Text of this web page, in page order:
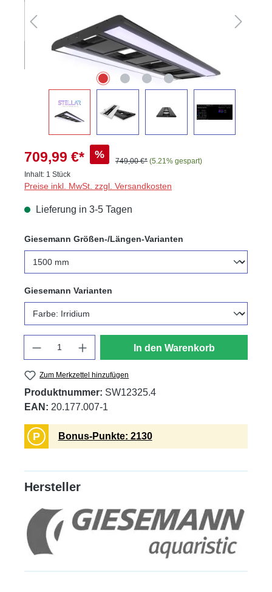
709,99 €* %
749,00 €* (5.21% gespart)
Inhalt: 1 Stück
Preise inkl. MwSt. zzgl. Versandkosten
Lieferung in 3-5 Tagen
Giesemann Größen-/Längen-Varianten
Giesemann Varianten
In den Warenkorb
Zum Merkzettel hinzufügen
Produktnummer: SW12325.4
EAN: 20.177.007-1
P Bonus-Punkte: 2130
Hersteller